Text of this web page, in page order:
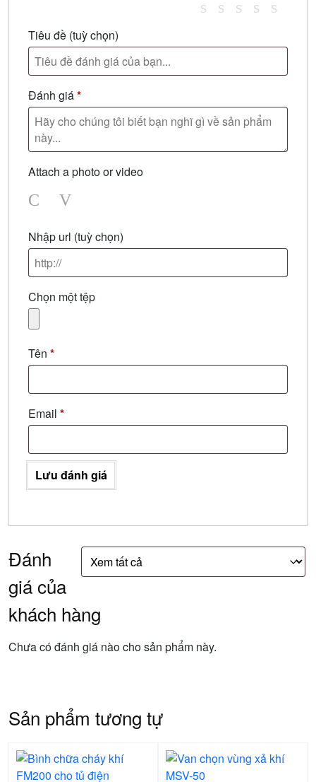
Tiêu đề (tuỳ chọn)
Đánh giá*
Attach a photo or video
Photo
Nhập url (tuỳ chọn)
Chọn một tệp
Tên *
Email *
Lưu đánh giá
Đánh
giá của
khách hàng
Chưa có đánh giá nào cho sản phẩm này.
Sản phẩm tương tự